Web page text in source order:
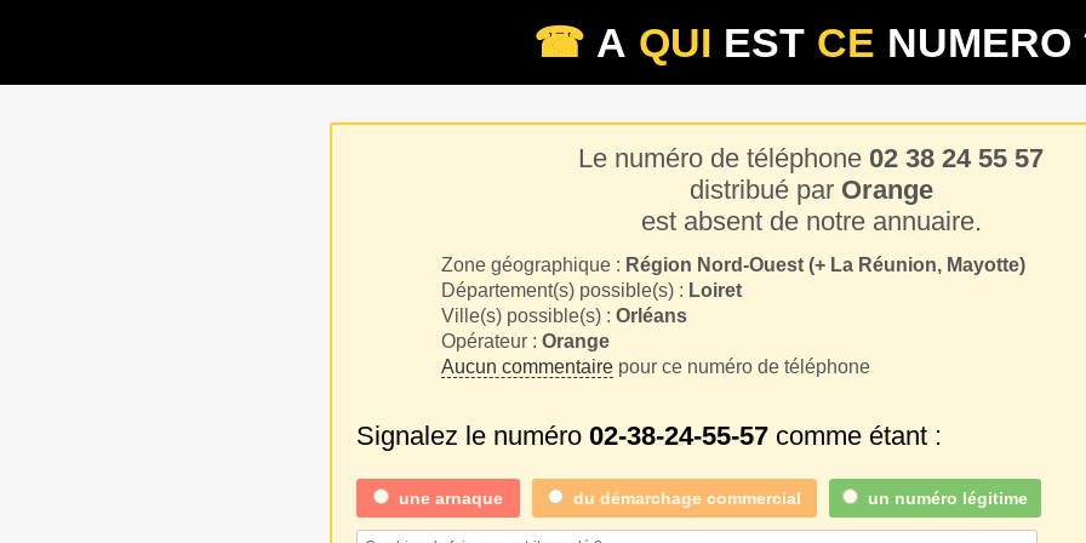
☎ A QUI EST CE NUMERO
Le numéro de téléphone 02 38 24 55 57
distribué par Orange
est absent de notre annuaire.
Zone géographique : Région Nord-Ouest (+ La Réunion, Mayotte)
Département(s) possible(s) : Loiret
Ville(s) possible(s) : Orléans
Opérateur : Orange
Aucun commentairepour ce numéro de téléphone
Signalez le numéro 02-38-24-55-57 comme étant :
une arnaque du démarchage commercial un numéro légitime